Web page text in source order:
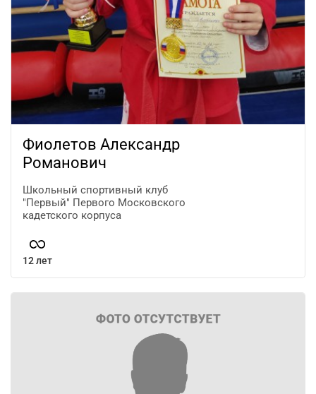
Фиолетов Александр
Романович
Школьный спортивный клуб
"Первый" Первого Московского
кадетского корпуса
12 лет